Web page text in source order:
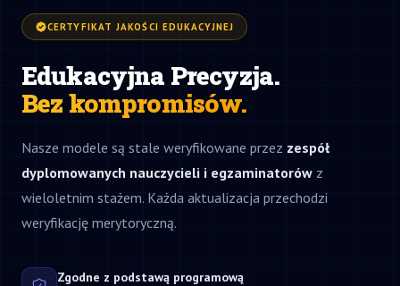
CERTYFIKAT JAKOŚCI EDUKACYJNEJ
Edukacyjna Precyzja.
Bez kompromisów.
Nasze modele są stale weryfikowane przez zespół
dyplomowanych nauczycieli i egzaminatorów z
wieloletnim stażem. Każda aktualizacja przechodzi
weryfikację merytoryczną.
Zgodne z podstawą programową